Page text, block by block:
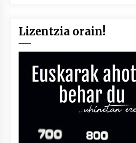
Lizentzia orain!